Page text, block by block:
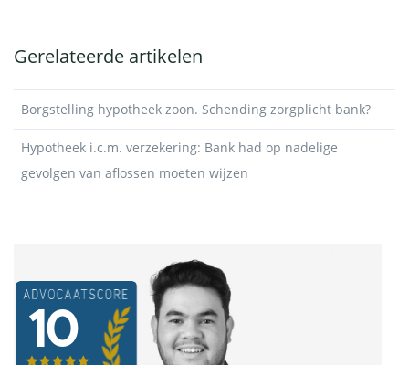
Gerelateerde artikelen
Borgstelling hypotheek zoon. Schending zorgplicht bank?
Hypotheek i.c.m. verzekering: Bank had op nadelige
gevolgen van aflossen moeten wijzen